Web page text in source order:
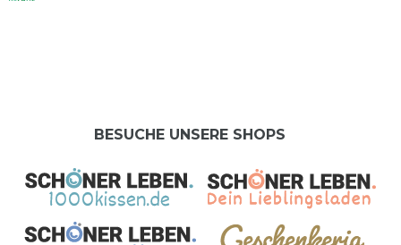
BESUCHE UNSERE SHOPS